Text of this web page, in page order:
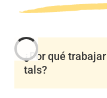
¿Por qué
tals?